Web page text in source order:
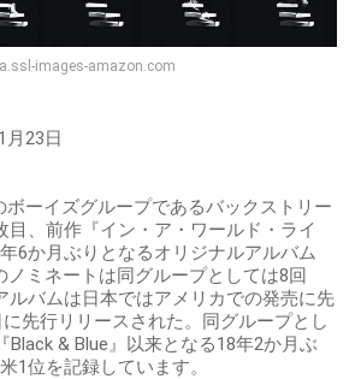
images-amazon.com
月23日
ボーイズグループであるバックストリー
目、前作『イン・ア・ワールド・ライ
6か月ぶりとなるオリジナルアルバム
ノミネートは同グループとしては8回
ルバムは日本ではアメリカでの発売に先
先行リリースされた。同グループとし
Black & Blue』以来となる18年2か月ぶ
1位を記録しています。